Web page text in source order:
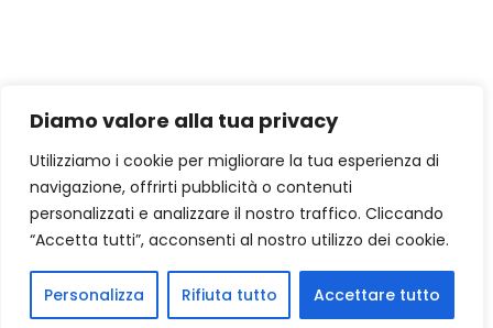
Diamo valore alla tua privacy
Utilizziamo i cookie per migliorare la tua esperienza di
navigazione, offrirti pubblicità o contenuti
personalizzati e analizzare il nostro traffico. Cliccando
“Accetta tutti”, acconsenti al nostro utilizzo dei cookie.
Personalizza Rifiuta tutto Accettare tutto